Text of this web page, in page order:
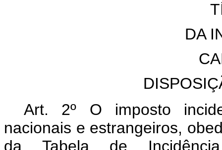
DA
Art. 2º O imposto
nacionais e estrangeiros,
da Tabela de